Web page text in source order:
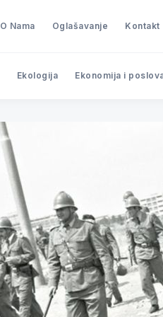
O Nama Oglašavanje Kontakt
Ekologija Ekonomija i